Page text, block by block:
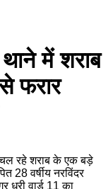
में शराब
फरार
चल रहे शराब के एक बड़े
28 वर्षीय नरविंदर
वार्ड 11 का